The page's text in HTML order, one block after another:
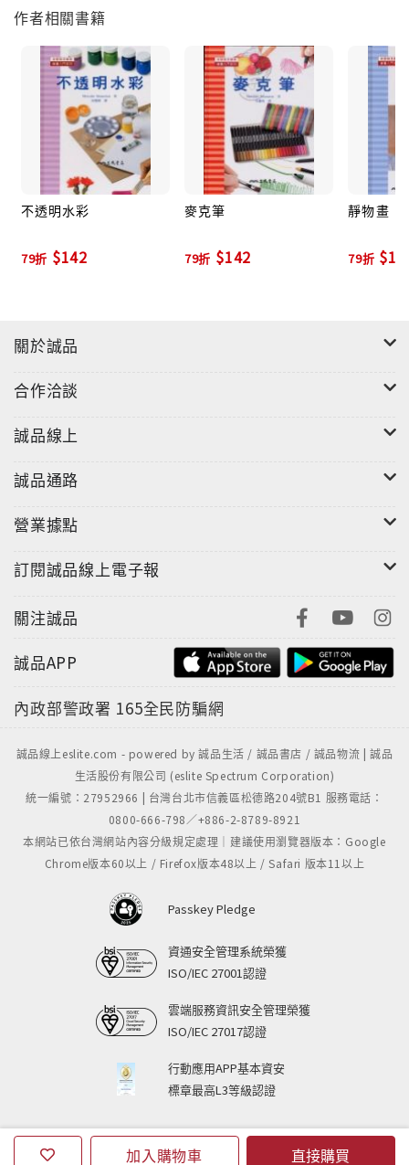
加入購物車 直接購買
作者相關書籍
不透明水彩
79折 $142
麥克筆
79折 $142
靜物畫
79折
關於誠品
合作洽談
誠品線上
誠品通路
營業據點
訂閱誠品線上電子報
關注誠品
誠品APP
內政部警政署 165全民防騙網
誠品線上eslite.com - powered by 誠品生活 / 誠品書店 / 誠品物流 | 誠品
生活股份有限公司 (eslite Spectrum Corporation)
統一編號：27952966 | 台灣台北市信義區松德路204號B1 服務電話：
0800-666-798／+886-2-8789-8921
本網站已依台灣網站內容分級規定處理｜建議使用瀏覽器版本：Google
Chrome版本60以上 / Firefox版本48以上 / Safari 版本11以上
Passkey Pledge
資通安全管理系統榮獲
ISO/IEC 27001認證
雲端服務資訊安全管理榮獲
ISO/IEC 27017認證
行動應用APP基本資安
標章最高L3等級認證